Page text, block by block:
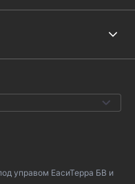
управом ЕасиТерра БВ и